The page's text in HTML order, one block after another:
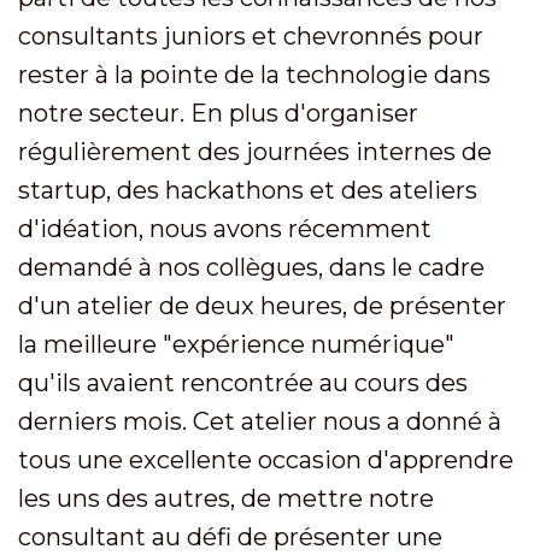
consultants juniors et chevronnés pour
rester à la pointe de la technologie dans
notre secteur. En plus d'organiser
régulièrement des journées internes de
startup, des hackathons et des ateliers
d'idéation, nous avons récemment
demandé à nos collègues, dans le cadre
d'un atelier de deux heures, de présenter
la meilleure "expérience numérique"
qu'ils avaient rencontrée au cours des
derniers mois. Cet atelier nous a donné à
tous une excellente occasion d'apprendre
les uns des autres, de mettre notre
consultant au défi de présenter une